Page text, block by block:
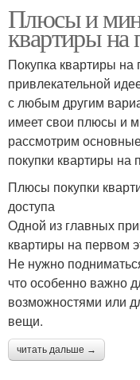
Плюсы и
квартиры на
Покупка квартиры
привлекательной
с любым другим
имеет свои плюсы и
рассмотрим
покупки квартиры на
Плюсы покупки
доступа
Одной из главных
квартиры на первом
Не нужно
что особенно важно
возможностями или
вещи.
читать дальше →